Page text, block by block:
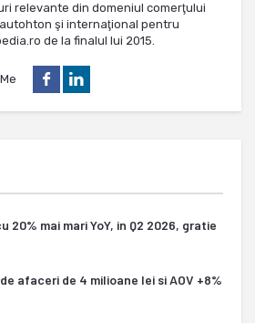
relevante din domeniul comerţului
şi internaţional pentru
de la finalul lui 2015.
20% mai mari YoY, in Q2 2026, gratie
afaceri de 4 milioane lei si AOV +8%